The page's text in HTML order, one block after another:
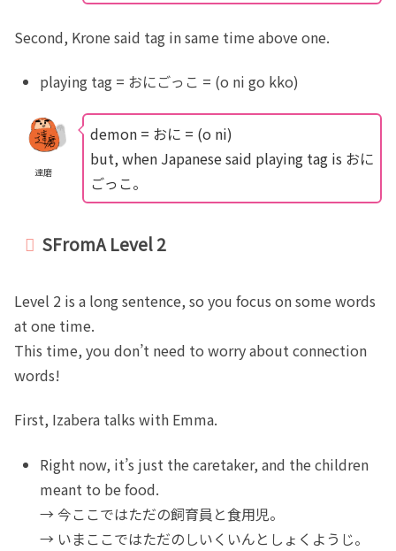
Second, Krone said tag in same time above one.
playing tag = おにごっこ = (o ni go kko)
達磨
demon = おに = (o ni)
but, when Japanese said playing tag is おに
ごっこ。
SFromA Level 2
Level 2 is a long sentence, so you focus on some words
at one time.
This time, you don’t need to worry about connection
words!
First, Izabera talks with Emma.
Right now, it’s just the caretaker, and the children
meant to be food.
→ 今ここではただの飼育員と食用児。
→ いまここではただのしいくいんとしょくようじ。